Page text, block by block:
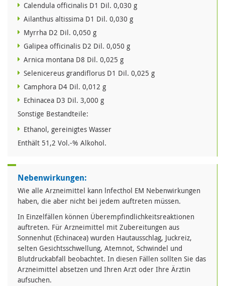
Calendula officinalis D1 Dil. 0,030 g
Ailanthus altissima D1 Dil. 0,030 g
Myrrha D2 Dil. 0,050 g
Galipea officinalis D2 Dil. 0,050 g
Arnica montana D8 Dil. 0,025 g
Selenicereus grandiflorus D1 Dil. 0,025 g
Camphora D4 Dil. 0,012 g
Echinacea D3 Dil. 3,000 g
Sonstige Bestandteile:
Ethanol, gereinigtes Wasser
Enthält 51,2 Vol.-% Alkohol.
Nebenwirkungen:
Wie alle Arzneimittel kann lnfecthol EM Nebenwirkungen
haben, die aber nicht bei jedem auftreten müssen.
In Einzelfällen können Überempfindlichkeitsreaktionen
auftreten. Für Arzneimittel mit Zubereitungen aus
Sonnenhut (Echinacea) wurden Hautausschlag, Juckreiz,
selten Gesichtsschwellung, Atemnot, Schwindel und
Blutdruckabfall beobachtet. In diesen Fällen sollten Sie das
Arzneimittel absetzen und Ihren Arzt oder Ihre Ärztin
aufsuchen.